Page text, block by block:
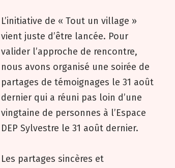
L’initiative de « Tout un village »
vient juste d’être lancée. Pour
valider l’approche de rencontre,
nous avons organisé une soirée de
partages de témoignages le 31 août
dernier qui a réuni pas loin d’une
vingtaine de personnes à l’Espace
DEP Sylvestre le 31 août dernier.
Les partages sincères et